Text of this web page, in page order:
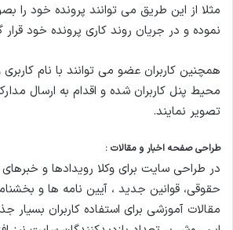
مثلا از این طریق می توانند پرونده خود را
نموده و در جریان روند کاری پرونده خود قرار
همچنین کاربران عضو می توانند با نام
محیط پنل کاربران شده و اقدام به ارسال
تصویر نمایند.
طراحی صفحه اخبار و مقالات :
در طراحی سایت برای وکلا رویدادها و
حقوقی، قوانین جدید ، آیین نامه ها و
مقالات آموزشی برای استفاده کاربران بسیار